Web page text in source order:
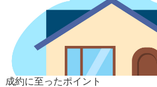
成約に至ったポイント